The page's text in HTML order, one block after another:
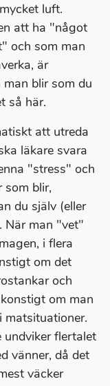
luft.
att ha "något
och som man
är
blir som du
så här.
att utreda
läkare svara
"stress" och
som blir,
du själv (eller
När man "vet"
i flera
om det
och
om man
undviker flertalet
vänner, då det
väcker